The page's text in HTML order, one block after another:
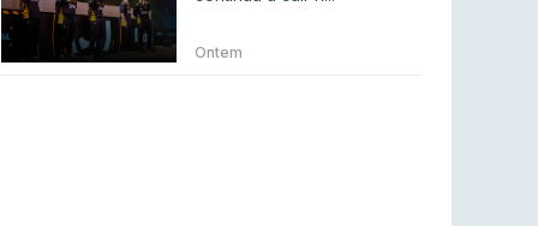
Betclic renova parceria com a RTP Arena para
a época 2026/27
Ontem